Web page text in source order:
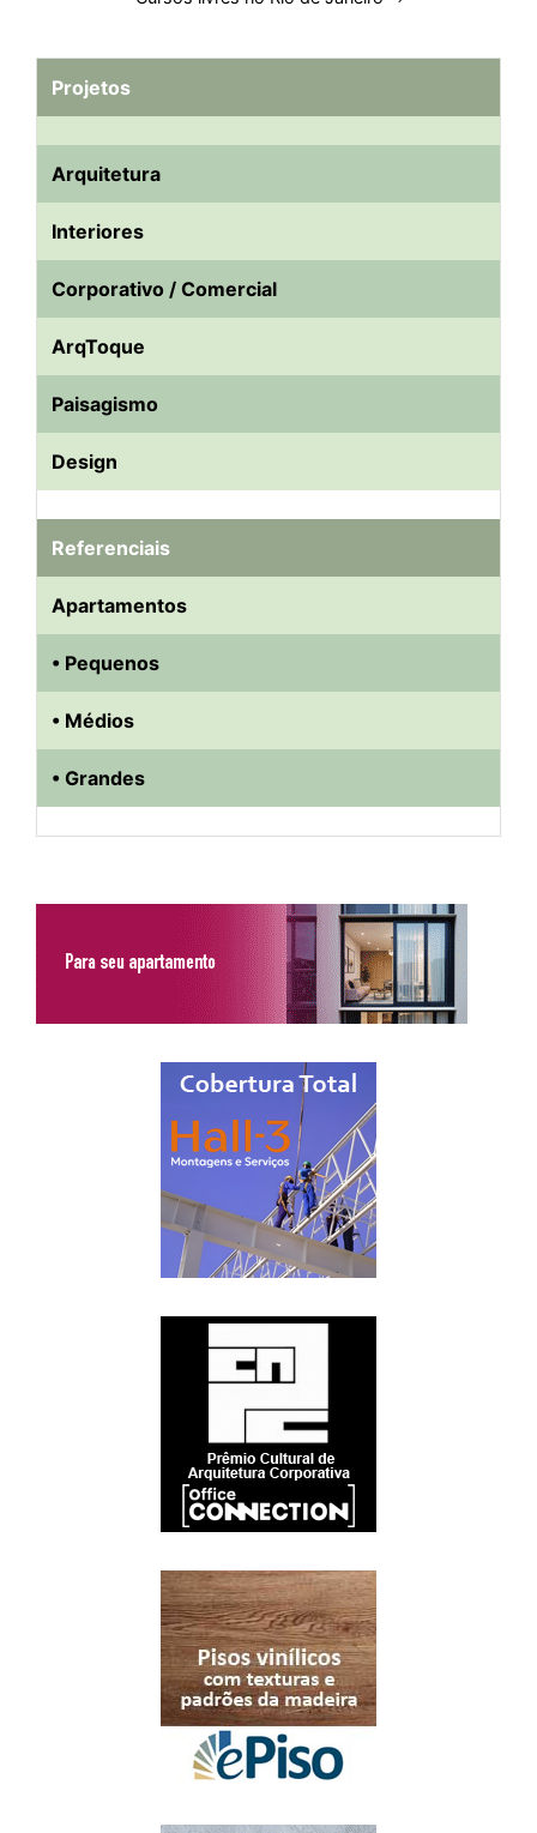
Projetos
Arquitetura
Interiores
Corporativo / Comercial
ArqToque
Paisagismo
Design
Referenciais
Apartamentos
• Pequenos
• Médios
• Grandes